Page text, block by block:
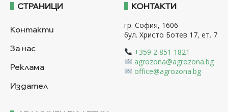
СТРАНИЦИ
Контакти
За нас
Реклама
Издател
КОНТАКТИ
гр. София, 1606
бул. Христо Ботев 17, ет. 7
+359 2 851 1821
agrozona@agrozona.bg
office@agrozona.bg